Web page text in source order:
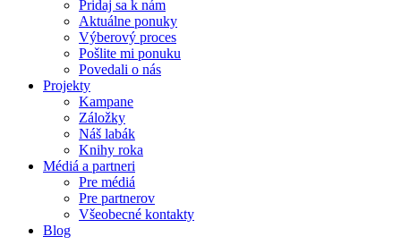
Pridaj sa k nám
Aktuálne ponuky
Výberový proces
Pošlite mi ponuku
Povedali o nás
Projekty
Kampane
Záložky
Náš labák
Knihy roka
Médiá a partneri
Pre médiá
Pre partnerov
Všeobecné kontakty
Blog